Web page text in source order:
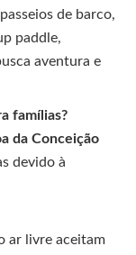
de barco,
paddle,
aventura e
famílias?
da Conceição
devido à
ar livre aceitam